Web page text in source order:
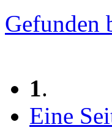
Gefunden
1.
Eine